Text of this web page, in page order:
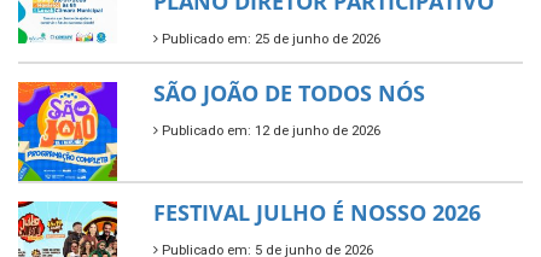
Publicado em: 25 de junho de 2026
SÃO JOÃO DE TODOS NÓS
Publicado em: 12 de junho de 2026
FESTIVAL JULHO É NOSSO 2026
Publicado em: 5 de junho de 2026